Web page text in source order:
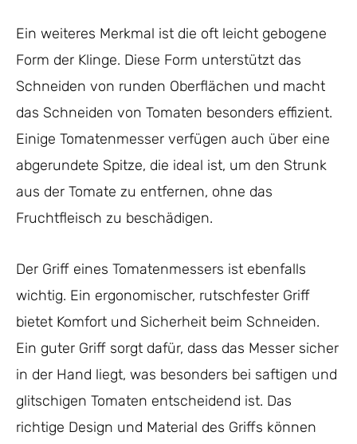
Ein weiteres Merkmal ist die oft leicht gebogene
Form der Klinge. Diese Form unterstützt das
Schneiden von runden Oberflächen und macht
das Schneiden von Tomaten besonders effizient.
Einige Tomatenmesser verfügen auch über eine
abgerundete Spitze, die ideal ist, um den Strunk
aus der Tomate zu entfernen, ohne das
Fruchtfleisch zu beschädigen.
Der Griff eines Tomatenmessers ist ebenfalls
wichtig. Ein ergonomischer, rutschfester Griff
bietet Komfort und Sicherheit beim Schneiden.
Ein guter Griff sorgt dafür, dass das Messer sicher
in der Hand liegt, was besonders bei saftigen und
glitschigen Tomaten entscheidend ist. Das
richtige Design und Material des Griffs können